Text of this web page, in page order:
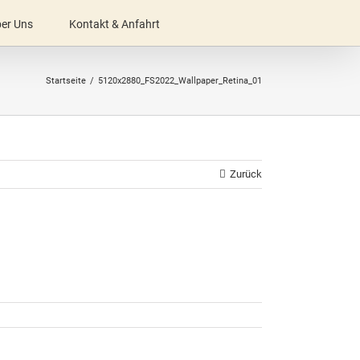
Uns Kontakt & Anfahrt
Startseite 5120x2880_FS2022_Wallpaper_Retina_01
Zurück